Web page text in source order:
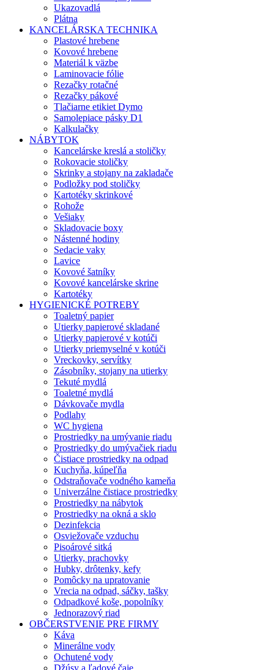
Ukazovadlá
Plátna
KANCELÁRSKA TECHNIKA
Plastové hrebene
Kovové hrebene
Materiál k väzbe
Laminovacie fólie
Rezačky rotačné
Rezačky pákové
Tlačiarne etikiet Dymo
Samolepiace pásky D1
Kalkulačky
NÁBYTOK
Kancelárske kreslá a stoličky
Rokovacie stoličky
Skrinky a stojany na zakladače
Podložky pod stoličky
Kartotéky skrinkové
Rohože
Vešiaky
Skladovacie boxy
Nástenné hodiny
Sedacie vaky
Lavice
Kovové šatníky
Kovové kancelárske skrine
Kartotéky
HYGIENICKÉ POTREBY
Toaletný papier
Utierky papierové skladané
Utierky papierové v kotúči
Utierky priemyselné v kotúči
Vreckovky, servítky
Zásobníky, stojany na utierky
Tekuté mydlá
Toaletné mydlá
Dávkovače mydla
Podlahy
WC hygiena
Prostriedky na umývanie riadu
Prostriedky do umývačiek riadu
Čistiace prostriedky na odpad
Kuchyňa, kúpeľňa
Odstraňovače vodného kameňa
Univerzálne čistiace prostriedky
Prostriedky na nábytok
Prostriedky na okná a sklo
Dezinfekcia
Osviežovače vzduchu
Pisoárové sitká
Utierky, prachovky
Hubky, drôtenky, kefy
Pomôcky na upratovanie
Vrecia na odpad, sáčky, tašky
Odpadkové koše, popolníky
Jednorazový riad
OBČERSTVENIE PRE FIRMY
Káva
Minerálne vody
Ochutené vody
Džúsy a ľadové čaje